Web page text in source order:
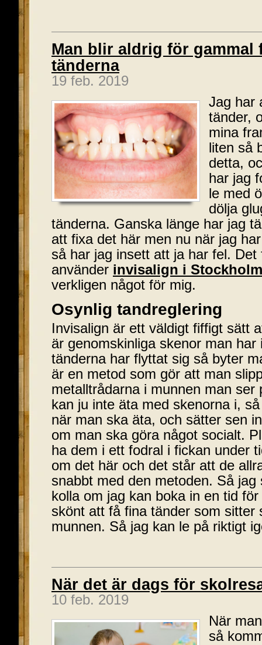
Man blir aldrig för gammal
tänderna
19 feb. 2019
Jag har
tänder,
mina
liten så
detta,
har jag
le med
dölja
tänderna. Ganska länge har jag
att fixa det här men nu när jag
så har jag insett att ja har fel.
använder invisalign i Stockholm
verkligen något för mig.
Osynlig tandreglering
Invisalign är ett väldigt fiffigt sätt
är genomskinliga skenor man har
tänderna har flyttat sig så byter
är en metod som gör att man
metalltrådarna i munnen man ser
kan ju inte äta med skenorna i,
när man ska äta, och sätter sen
om man ska göra något socialt.
ha dem i ett fodral i fickan under
om det här och det står att de
snabbt med den metoden. Så
kolla om jag kan boka in en tid
skönt att få fina tänder som sitter
munnen. Så jag kan le på riktigt
När det är dags för
10 feb. 2019
När
så